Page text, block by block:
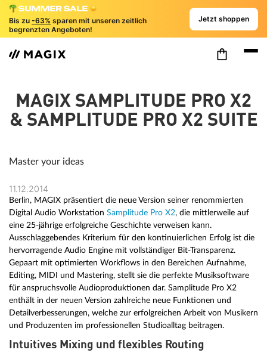
Bis zu -63% sparen mit unseren zeitlich
begrenzten Angeboten!
Jetzt shoppen
MAGIX SAMPLITUDE PRO X2
& SAMPLITUDE PRO X2 SUITE
Master your ideas
11.12.2014
Berlin, MAGIX präsentiert die neue Version seiner renommierten
Digital Audio Workstation Samplitude Pro X2, die mittlerweile auf
eine 25-jährige erfolgreiche Geschichte verweisen kann.
Ausschlaggebendes Kriterium für den kontinuierlichen Erfolg ist die
hervorragende Audio Engine mit vollständiger Bit-Transparenz.
Gepaart mit optimierten Workflows in den Bereichen Aufnahme,
Editing, MIDI und Mastering, stellt sie die perfekte Musiksoftware
für anspruchsvolle Audioproduktionen dar. Samplitude Pro X2
enthält in der neuen Version zahlreiche neue Funktionen und
Detailverbesserungen, welche zur erfolgreichen Arbeit von Musikern
und Produzenten im professionellen Studioalltag beitragen.
Intuitives Mixing und flexibles Routing